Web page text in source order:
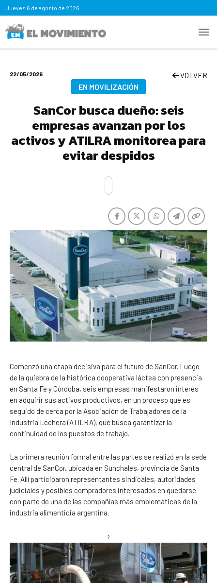
Jueves 6 de agosto de 2026
22/05/2026 VOLVER
EN MOVILIZACIÓN
SanCor busca dueño: seis
empresas avanzan por los
activos y ATILRA monitorea para
evitar despidos
Comenzó una etapa decisiva para el futuro de SanCor. Luego
de la quiebra de la histórica cooperativa láctea con presencia
en Santa Fe y Córdoba, seis empresas manifestaron interés
en adquirir sus activos productivos, en un proceso que es
seguido de cerca por la Asociación de Trabajadores de la
Industria Lechera (ATILRA), que busca garantizar la
continuidad de los puestos de trabajo.
La primera reunión formal entre las partes se realizó en la sede
central de SanCor, ubicada en Sunchales, provincia de Santa
Fe. Allí participaron representantes sindicales, autoridades
judiciales y posibles compradores interesados en quedarse
con parte de una de las compañías más emblemáticas de la
industria alimenticia argentina.
?